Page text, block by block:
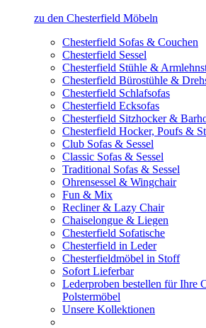
zu den Chesterfield Möbeln
Chesterfield Sofas & Couchen
Chesterfield Sessel
Chesterfield Stühle &
Chesterfield Bürostühle &
Chesterfield Schlafsofas
Chesterfield Ecksofas
Chesterfield Sitzhocker &
Chesterfield Hocker, Poufs &
Club Sofas & Sessel
Classic Sofas & Sessel
Traditional Sofas & Sessel
Ohrensessel & Wingchair
Fun & Mix
Recliner & Lazy Chair
Chaiselongue & Liegen
Chesterfield Sofatische
Chesterfield in Leder
Chesterfieldmöbel in Stoff
Sofort Lieferbar
Lederproben bestellen für Ihre
Polstermöbel
Unsere Kollektionen